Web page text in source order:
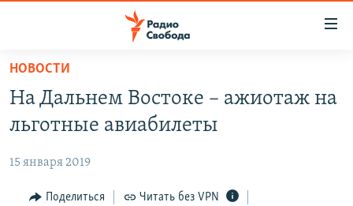
упрощенного
доступа
основному
Вернутся
ПОДКАСТЫ
ЦИТАТЫ СВОБОДЫ
МНЕНИЯ
НОВОСТИ
На Дальнем Востоке – ажиотаж на
льготные авиабилеты
15 января 2019
Поделиться Читать без VPN